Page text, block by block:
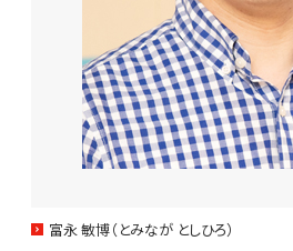
富永 敏博（とみなが としひろ）